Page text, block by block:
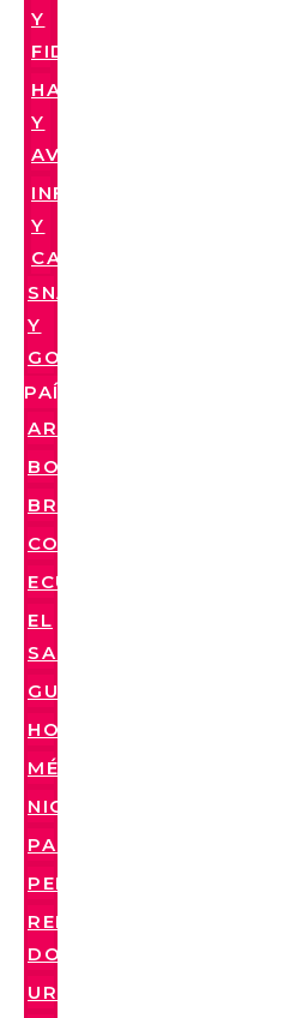
Y
FIDEOS
HARINAS
Y
AVENAS
INFUSIONES
Y
CAFÉS
SNACKS
Y
GOLOSINAS
PAÍSES
ARGENTINA
BOLIVIA
BRASIL
COLOMBIA
ECUADOR
EL
SALVADOR
GUATEMALA
HONDURAS
MÉXICO
NICARAGUA
PARAGUAY
PERÚ
REPÚBLICA
DOMINICANA
URUGUAY